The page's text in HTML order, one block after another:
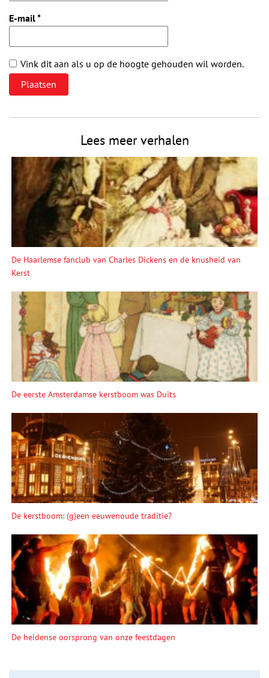
E-mail*
Vink dit aan als u op de hoogte gehouden wil worden.
Lees meer verhalen
De Haarlemse fanclub van Charles Dickens en de knusheid van
Kerst
De eerste Amsterdamse kerstboom was Duits
De kerstboom: (g)een eeuwenoude traditie?
De heidense oorsprong van onze feestdagen